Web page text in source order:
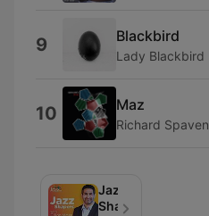
9 Blackbird
Lady Blackbird
10 Maz
Richard Spaven
Jazz
Shapers